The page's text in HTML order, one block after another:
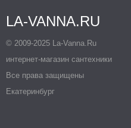
LA-VANNA.RU
© 2009-2025 La-Vanna.Ru
интернет-магазин сантехники
Все права защищены
Екатеринбург